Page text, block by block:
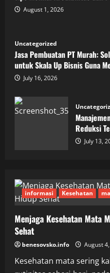
August 1, 2026
Uncategorized
Jasa Pembuatan PT Murah:
untuk Skala Up Bisnis Guna
July 16, 2026
Reduksi
July 13,
informasi Kesehatan
Menjaga Kesehatan Mata
Sehat
benesovsko.info August
Kesehatan mata sering